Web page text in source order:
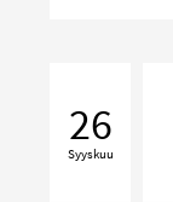
The
Music
26
Syyskuu